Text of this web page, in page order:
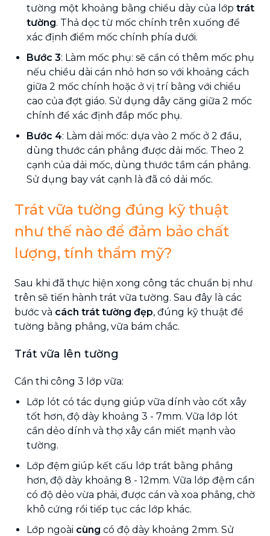
tường một khoảng bằng chiều dày của lớp trát
tường. Thả dọc từ mốc chính trên xuống để
xác định điểm mốc chính phía dưới.
Bước 3: Làm mốc phụ: sẽ cần có thêm mốc phụ
nếu chiều dài cán nhỏ hơn so với khoảng cách
giữa 2 mốc chính hoặc ở vị trí bằng với chiều
cao của đợt giáo. Sử dụng dây căng giữa 2 mốc
chính để xác định đắp mốc phụ.
Bước 4: Làm dải mốc: dựa vào 2 mốc ở 2 đầu,
dùng thước cán phẳng được dải mốc. Theo 2
cạnh của dải mốc, dùng thước tầm cán phẳng.
Sử dụng bay vát cạnh là đã có dải mốc.
Trát vữa tường đúng kỹ thuật
như thế nào để đảm bảo chất
lượng, tính thẩm mỹ?
Sau khi đã thực hiện xong công tác chuẩn bị như
trên sẽ tiến hành trát vữa tường. Sau đây là các
bước và cách trát tường đẹp, đúng kỹ thuật để
tường bằng phẳng, vữa bám chắc.
Trát vữa lên tường
Cần thi công 3 lớp vữa:
Lớp lót có tác dụng giúp vữa dính vào cốt xây
tốt hơn, độ dày khoảng 3 - 7mm. Vữa lớp lót
cần dẻo dính và thợ xây cần miết mạnh vào
tường.
Lớp đệm giúp kết cấu lớp trát bằng phẳng
hơn, độ dày khoảng 8 - 12mm. Vữa lớp đệm cần
có độ dẻo vừa phải, được cán và xoa phẳng, chờ
khô cứng rồi tiếp tục các lớp khác.
Lớp ngoài cùng có độ dày khoảng 2mm. Sử